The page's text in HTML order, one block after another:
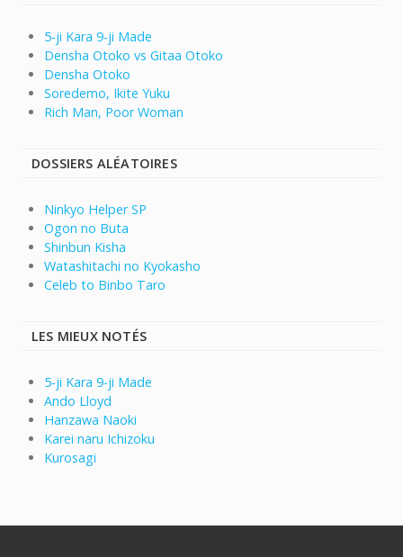
5-ji Kara 9-ji Made
Densha Otoko vs Gitaa Otoko
Densha Otoko
Soredemo, Ikite Yuku
Rich Man, Poor Woman
DOSSIERS ALÉATOIRES
Ninkyo Helper SP
Ogon no Buta
Shinbun Kisha
Watashitachi no Kyokasho
Celeb to Binbo Taro
LES MIEUX NOTÉS
5-ji Kara 9-ji Made
Ando Lloyd
Hanzawa Naoki
Karei naru Ichizoku
Kurosagi